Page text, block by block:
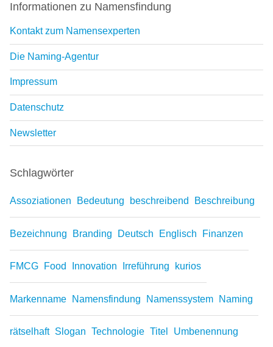
Informationen zu Namensfindung
Kontakt zum Namensexperten
Die Naming-Agentur
Impressum
Datenschutz
Newsletter
Schlagwörter
Assoziationen Bedeutung beschreibend Beschreibung
Bezeichnung Branding Deutsch Englisch Finanzen
FMCG Food Innovation Irreführung kurios
Markenname Namensfindung Namenssystem Naming
rätselhaft Slogan Technologie Titel Umbenennung